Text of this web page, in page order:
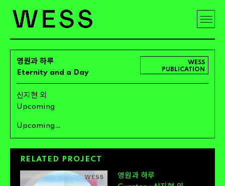
WESS
PUBLICATION
영원과 하루
Eternity and a Day
신지현 외
Upcoming
Upcoming…
RELATED PROJECT
영원과 하루